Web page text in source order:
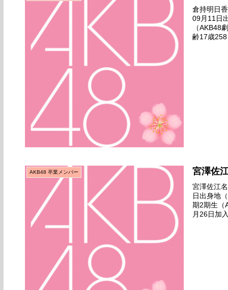
倉持明日
09月11日
（AKB48
齢17歳
AKB48 卒業メンバー 宮澤佐
宮澤佐江
日出身地
期2期生（
月26日加